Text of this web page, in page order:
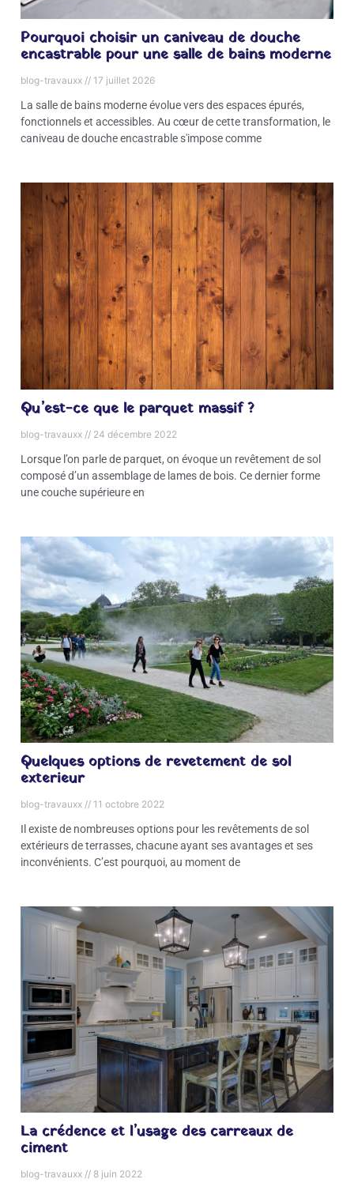
Pourquoi choisir un caniveau de douche
encastrable pour une salle de bains moderne
blog-travauxx 17 juillet 2026
La salle de bains moderne évolue vers des espaces épurés,
fonctionnels et accessibles. Au cœur de cette transformation, le
caniveau de douche encastrable s'impose comme
Qu’est-ce que le parquet massif ?
blog-travauxx 24 décembre 2022
Lorsque l’on parle de parquet, on évoque un revêtement de sol
composé d’un assemblage de lames de bois. Ce dernier forme
une couche supérieure en
Quelques options de revetement de sol
exterieur
blog-travauxx 11 octobre 2022
Il existe de nombreuses options pour les revêtements de sol
extérieurs de terrasses, chacune ayant ses avantages et ses
inconvénients. C’est pourquoi, au moment de
La crédence et l’usage des carreaux de
ciment
blog-travauxx 8 juin 2022